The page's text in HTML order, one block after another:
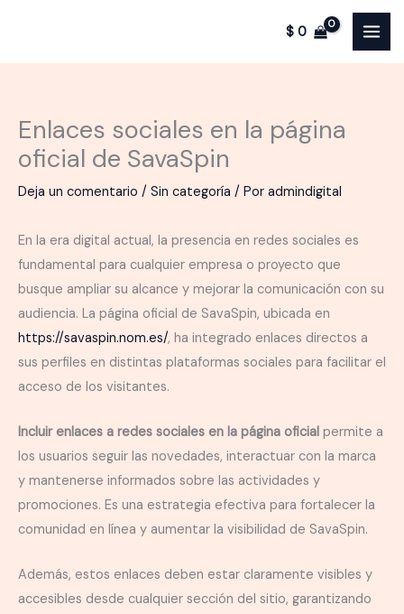
contenido
$0
Enlaces sociales en la página
oficial de SavaSpin
Deja un comentario / Sin categoría / Por admindigital
En la era digital actual, la presencia en redes sociales es
fundamental para cualquier empresa o proyecto que
busque ampliar su alcance y mejorar la comunicación con su
audiencia. La página oficial de SavaSpin, ubicada en
https://savaspin.nom.es/, ha integrado enlaces directos a
sus perfiles en distintas plataformas sociales para facilitar el
acceso de los visitantes.
Incluir enlaces a redes sociales en la página oficial permite a
los usuarios seguir las novedades, interactuar con la marca
y mantenerse informados sobre las actividades y
promociones. Es una estrategia efectiva para fortalecer la
comunidad en línea y aumentar la visibilidad de SavaSpin.
Además, estos enlaces deben estar claramente visibles y
accesibles desde cualquier sección del sitio, garantizando